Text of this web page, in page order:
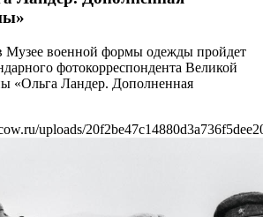
Музее военной формы одежды пройдет
фотокорреспондента Великой
«Ольга Ландер. Дополненная
uploads/